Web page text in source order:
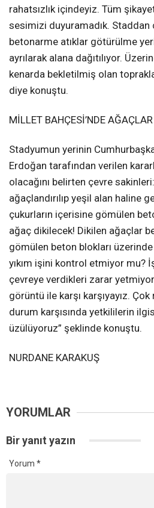
rahatsızlık içindeyiz. Tüm
sesimizi duyuramadık. Staddan
betonarme atıklar götürülme
ayrılarak alana dağıtılıyor.
kenarda bekletilmiş olan
diye konuştu.
MİLLET BAHÇESİ’NDE
Stadyumun yerinin
Erdoğan tarafından verilen
olacağını belirten çevre
ağaçlandırılıp yeşil alan haline
çukurların içerisine gömülen
ağaç dikilecek! Dikilen ağaçlar
gömülen beton blokları
yıkım işini kontrol etmiyor mu?
çevreye verdikleri zarar
görüntü ile karşı karşıyayız.
durum karşısında yetkililerin
üzülüyoruz” şeklinde konuştu.
NURDANE KARAKUŞ
YORUMLAR
Bir yanıt yazın
Yorum *